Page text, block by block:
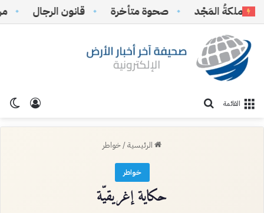
المَجْد صحوة متأخرة ‏قانون الرجال من
تسجيل القائمة
الرئيسية/خواطر
خواطر
حكاية إغريقيّة